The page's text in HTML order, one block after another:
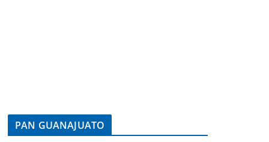
PAN GUANAJUATO